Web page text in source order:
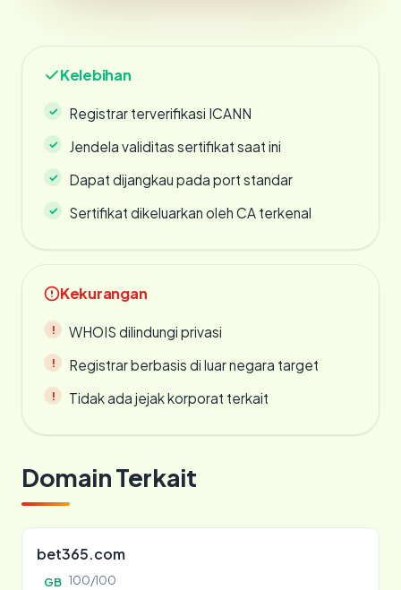
Kelebihan
Registrar terverifikasi ICANN
Jendela validitas sertifikat saat ini
Dapat dijangkau pada port standar
Sertifikat dikeluarkan oleh CA terkenal
Kekurangan
WHOIS dilindungi privasi
Registrar berbasis di luar negara target
Tidak ada jejak korporat terkait
Domain Terkait
bet365.com
GB 100/100